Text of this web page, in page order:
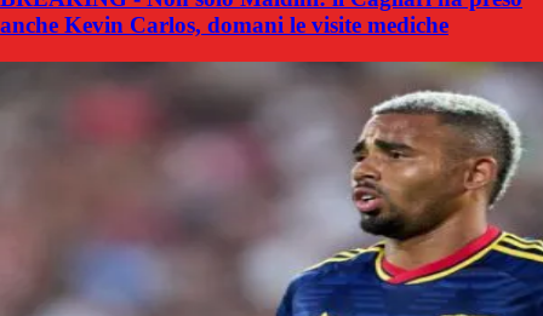
anche Kevin Carlos, domani le visite mediche